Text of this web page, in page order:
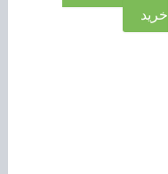
خرید